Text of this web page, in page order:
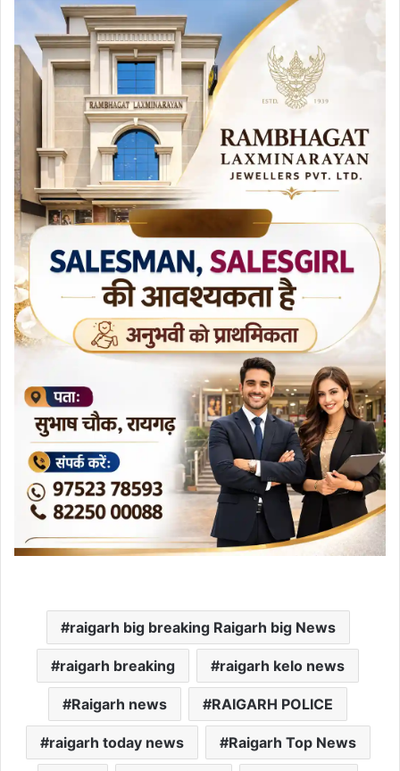
raigarh big breaking Raigarh big News
raigarh breaking raigarh kelo news
Raigarh news RAIGARH POLICE
raigarh today news Raigarh Top News